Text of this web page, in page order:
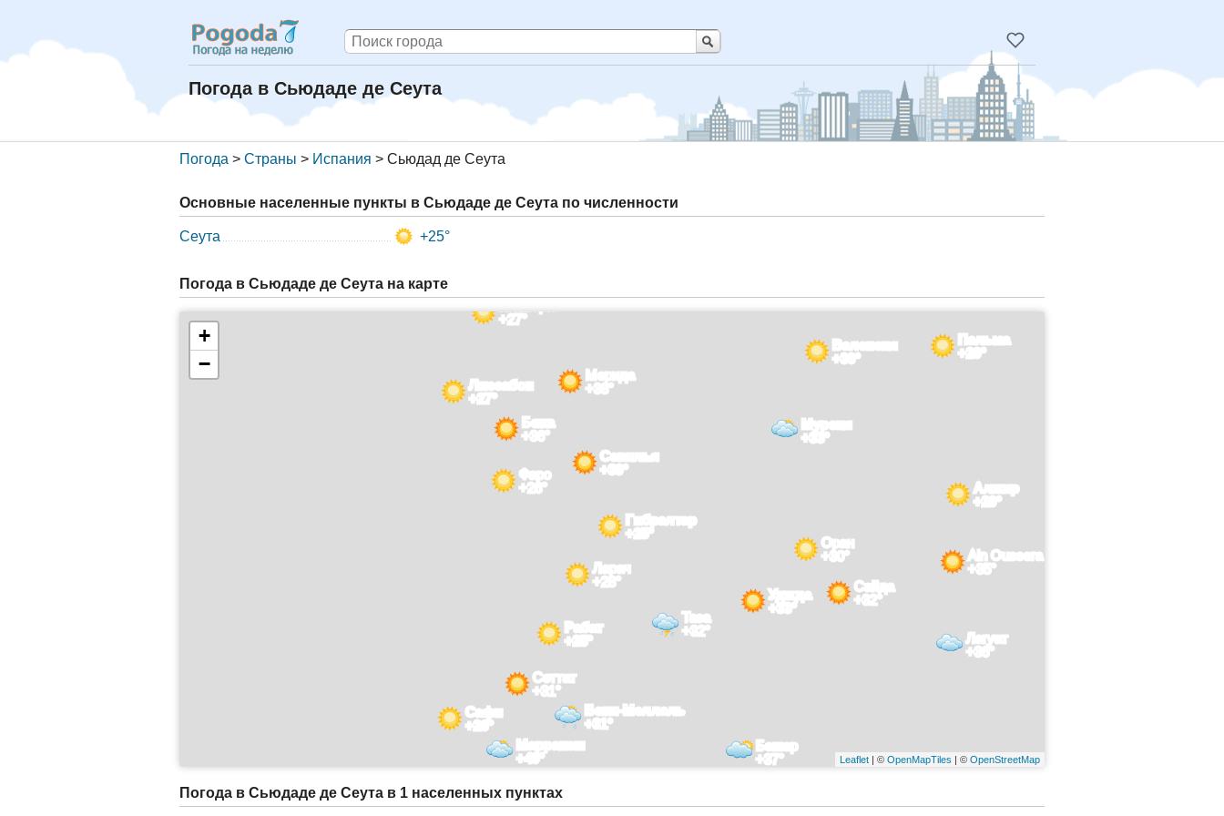
Погода в Сьюдаде де Сеута
Погода > Страны > Испания > Сьюдад де Сеута
Основные населенные пункты в Сьюдаде де Сеута по численности
Сеута +25°
Погода в Сьюдаде де Сеута на карте
Рабат
+25°
Алжир
+29°
Севилья
+39°
Марракеш
+40°
Лиссабон
+27°
Мурсия
+33°
Уджда
+33°
Пальма
+29°
Гибралтар
+25°
Валенсия
+30°
Оран
+30°
Сафи
+26°
Бени-Меллаль
+31°
Бешар
+37°
Таза
+32°
Сайда
+32°
Сеттат
+31°
Ain Oussera
+35°
Лагуат
+36°
Ларач
+28°
+27°
Мерида
+38°
Фаро
+26°
Бежа
+36°
+
−
Leaflet | © OpenMapTiles | © OpenStreetMap
Погода в Сьюдаде де Сеута в 1 населенных пунктах